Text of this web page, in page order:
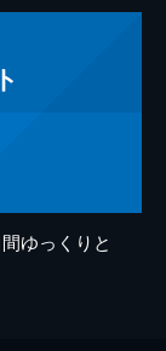
ゆっくりと